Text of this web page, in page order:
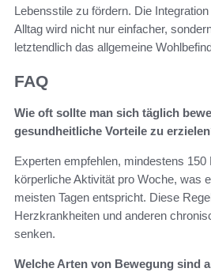
Lebensstile zu fördern. Die
Alltag wird nicht nur einfacher,
letztendlich das allgemeine
FAQ
Wie oft sollte man sich täglich
gesundheitliche Vorteile zu
Experten empfehlen, mindestens 150
körperliche Aktivität pro Woche, was
meisten Tagen entspricht. Diese
Herzkrankheiten und anderen
senken.
Welche Arten von Bewegung sind